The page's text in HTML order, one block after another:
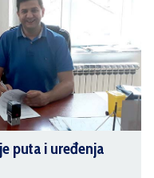
puta i uređenja